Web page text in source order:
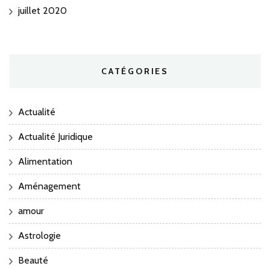
juillet 2020
CATÉGORIES
Actualité
Actualité Juridique
Alimentation
Aménagement
amour
Astrologie
Beauté